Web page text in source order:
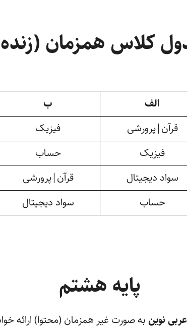
کلاس همزمان
الف ب
قرآن|پرورشی فیزیک
فیزیک حساب
سواد دیجیتال قرآن|پرورشی
حساب سواد دیجیتال
پایه هشتم
عربی نوین به صورت غیر همزمان (محتوا) ارائه